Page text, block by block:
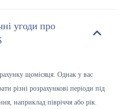
угоди про
щомісяця. Однак у вас
різні розрахункові періоди під
наприклад півріччя або рік.